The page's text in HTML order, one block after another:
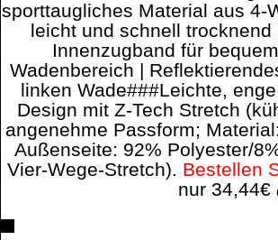
sporttaugliches Material aus 4-
leicht und schnell
Innenzugband für
Wadenbereich |
linken Wade###Leichte,
Design mit Z-Tech Stretch
angenehme Passform;
Außenseite: 92% Polyester/
Vier-Wege-Stretch). Bestellen
nur 34,44€